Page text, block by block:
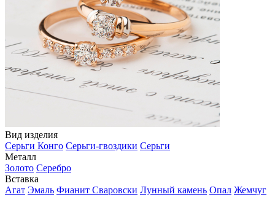
Вид изделия
Серьги Конго Серьги-гвоздики Серьги
Металл
Золото Серебро
Вставка
Агат Эмаль Фианит Сваровски Лунный камень Опал Жемчуг